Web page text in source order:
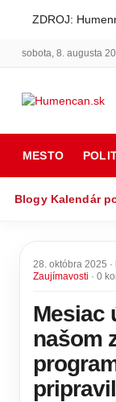
ZDROJ:
sobota, 8. augusta
MESTO
Blogy Kalendár
28. októbra 2025 ·
Zaujímavosti · 0
Mesiac
našom